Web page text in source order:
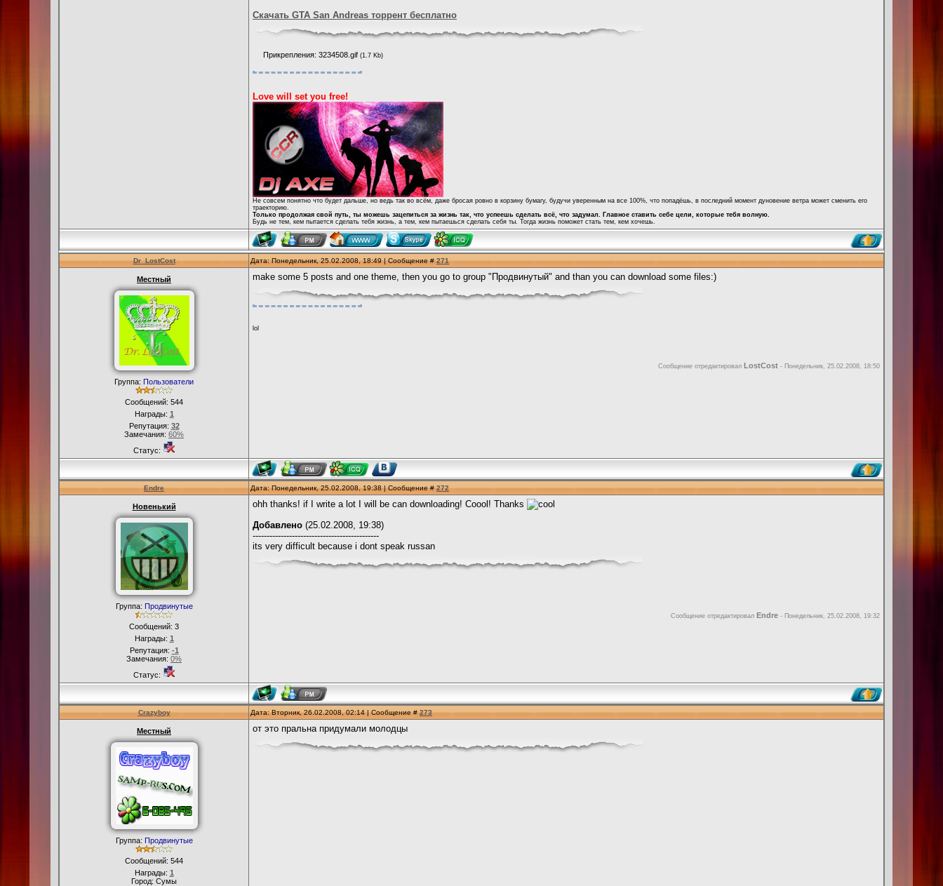
Скачать GTA San Andreas торрент бесплатно
Прикрепления: 3234508.gif (1.7 Kb)
Love will set you free!
Не совсем понятно что будет дальше, но ведь так во всём, даже бросая ровно в корзину бумагу, будучи уверенным на все 100%, что попадёшь, в последний момент дуновение ветра может сменить его
траекторию.
Только продолжая свой путь, ты можешь зацепиться за жизнь так, что успеешь сделать всё, что задумал. Главное ставить себе цели, которые тебя волную.
Будь не тем, кем пытается сделать тебя жизнь, а тем, кем пытаешься сделать себя ты. Тогда жизнь поможет стать тем, кем хочешь.
Dr_LostCost Дата: Понедельник, 25.02.2008, 18:49 | Сообщение #271
Местный
Группа: Пользователи
Сообщений: 544
Награды: 1
Репутация: 32
Замечания: 60%
Статус:
make some 5 posts and one theme, then you go to group "Продвинутый" and than you can download some files:)
lol
Сообщение отредактировал LostCost - Понедельник, 25.02.2008, 18:50
Endre Дата: Понедельник, 25.02.2008, 19:38 | Сообщение #272
Новенький
Группа: Продвинутые
Сообщений: 3
Награды: 1
Репутация: -1
Замечания: 0%
Статус:
ohh thanks! if I write a lot I will be can downloading! Coool! Thanks
Добавлено (25.02.2008, 19:38)
---------------------------------------------
its very difficult because i dont speak russan
Сообщение отредактировал Endre - Понедельник, 25.02.2008, 19:32
Crazyboy Дата: Вторник, 26.02.2008, 02:14 | Сообщение #273
Местный
Группа: Продвинутые
Сообщений: 544
Награды: 1
Город: Сумы
от это пральна придумали молодцы